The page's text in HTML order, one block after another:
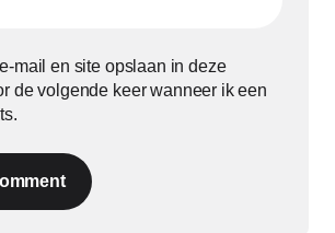
mail en site opslaan in deze
de volgende keer wanneer ik een